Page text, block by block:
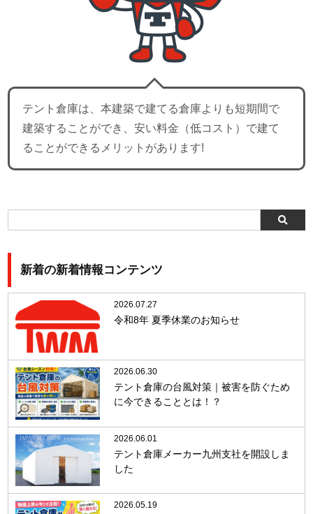
テント倉庫は、本建築で建てる倉庫よりも短期間で
建築することができ、安い料金（低コスト）で建て
ることができるメリットがあります!
新着の新着情報コンテンツ
2026.07.27
令和8年 夏季休業のお知らせ
2026.06.30
テント倉庫の台風対策｜被害を防ぐため
に今できることとは！？
2026.06.01
テント倉庫メーカー九州支社を開設しま
した
2026.05.19